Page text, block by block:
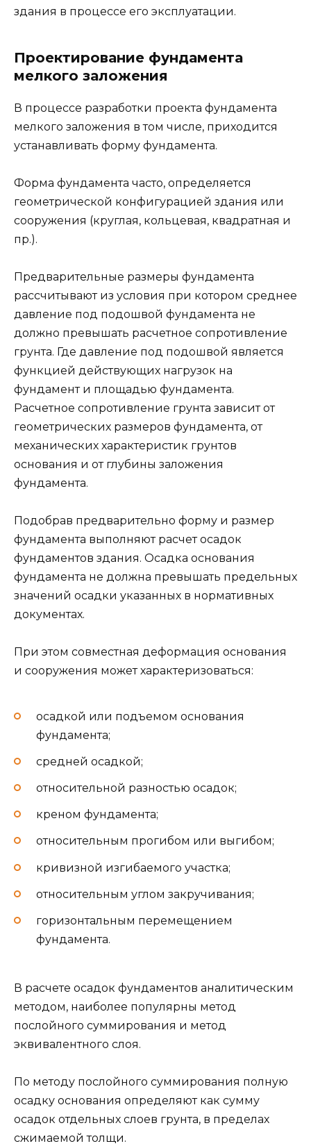
здания в процессе его эксплуатации.
Проектирование фундамента
мелкого заложения
В процессе разработки проекта фундамента
мелкого заложения в том числе, приходится
устанавливать форму фундамента.
Форма фундамента часто, определяется
геометрической конфигурацией здания или
сооружения (круглая, кольцевая, квадратная и
пр.).
Предварительные размеры фундамента
рассчитывают из условия при котором среднее
давление под подошвой фундамента не
должно превышать расчетное сопротивление
грунта. Где давление под подошвой является
функцией действующих нагрузок на
фундамент и площадью фундамента.
Расчетное сопротивление грунта зависит от
геометрических размеров фундамента, от
механических характеристик грунтов
основания и от глубины заложения
фундамента.
Подобрав предварительно форму и размер
фундамента выполняют расчет осадок
фундаментов здания. Осадка основания
фундамента не должна превышать предельных
значений осадки указанных в нормативных
документах.
При этом совместная деформация основания
и сооружения может характеризоваться:
осадкой или подъемом основания
фундамента;
средней осадкой;
относительной разностью осадок;
креном фундамента;
относительным прогибом или выгибом;
кривизной изгибаемого участка;
относительным углом закручивания;
горизонтальным перемещением
фундамента.
В расчете осадок фундаментов аналитическим
методом, наиболее популярны метод
послойного суммирования и метод
эквивалентного слоя.
По методу послойного суммирования полную
осадку основания определяют как сумму
осадок отдельных слоев грунта, в пределах
сжимаемой толщи.